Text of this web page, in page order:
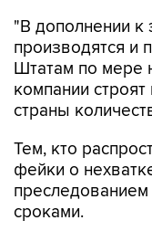
"В дополнении
производятся и
Штатам по мере
компании
страны
Тем, кто
фейки о
сроками.